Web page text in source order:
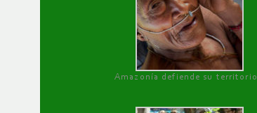
Amazonía defiende su territorio